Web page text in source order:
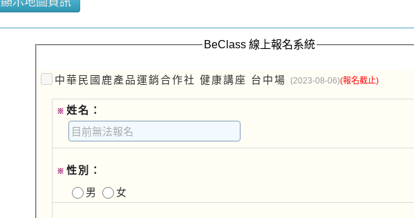
BeClass 線上報名系統
中華民國鹿產品運銷合作社 健康講座 台中場 (2023-08-06)(報名截止)
※ 姓名：
※ 性別：
男
女